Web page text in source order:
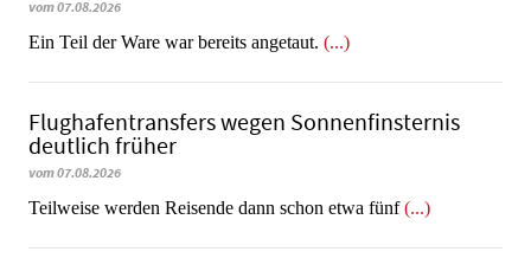
vom 07.08.2026
​​​​​​​Ein Teil der Ware war bereits angetaut. (...)
Flughafentransfers wegen Sonnenfinsternis
deutlich früher
vom 07.08.2026
Teilweise werden Reisende dann schon etwa fünf(...)